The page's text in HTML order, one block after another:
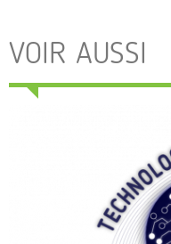
VOIR AUSSI